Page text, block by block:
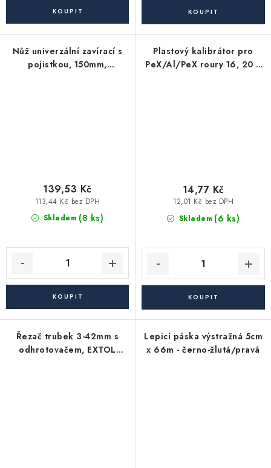
Nůž univerzální zavírací s
pojistkou, 150mm,
Skladem (8 ks)
113,44 Kč bez DPH
139,53 Kč
Plastový kalibrátor pro
PeX/Al/PeX roury 16, 20 a
Skladem (6 ks)
12,01 Kč bez DPH
14,77 Kč
Řezač trubek 3-42mm s
odhrotovačem, EXTOL
Lepicí páska výstražná 5cm
x 66m - černo-žlutá/pravá